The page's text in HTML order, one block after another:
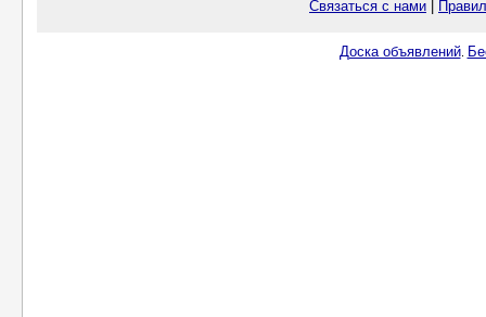
Связаться с нами
Доска объявлений.